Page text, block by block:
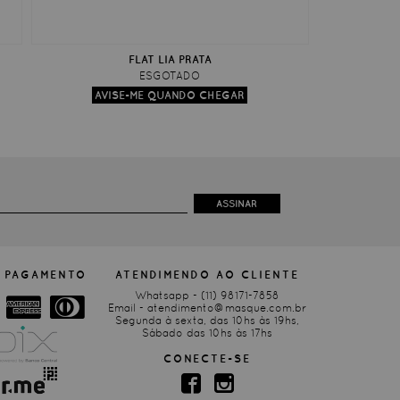
FLAT LIA PRATA
ESGOTADO
ASSINAR
ATENDIMENDO AO CLIENTE
Whatsapp - (11) 98171-7858
Email - atendimento@masque.com.br
Segunda à sexta, das 10hs às 19hs,
Sábado das 10hs às 17hs
CONECTE-SE